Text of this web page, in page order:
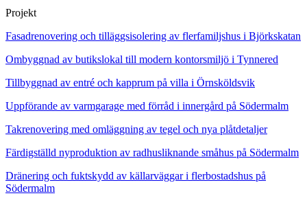
Projekt
Fasadrenovering och tilläggsisolering av flerfamiljshus i Björkskatan
Ombyggnad av butikslokal till modern kontorsmiljö i Tynnered
Tillbyggnad av entré och kapprum på villa i Örnsköldsvik
Uppförande av varmgarage med förråd i innergård på Södermalm
Takrenovering med omläggning av tegel och nya plåtdetaljer
Färdigställd nyproduktion av radhusliknande småhus på Södermalm
Dränering och fuktskydd av källarväggar i flerbostadshus på
Södermalm